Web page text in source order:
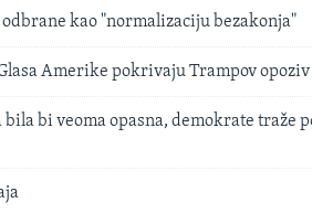
kao "normalizaciju bezakonja"
Amerike pokrivaju Trampov opoziv
bi veoma opasna, demokrate traže